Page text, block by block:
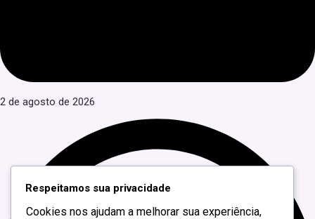
2 de agosto de 2026
Respeitamos sua privacidade
Cookies nos ajudam a melhorar sua experiência,